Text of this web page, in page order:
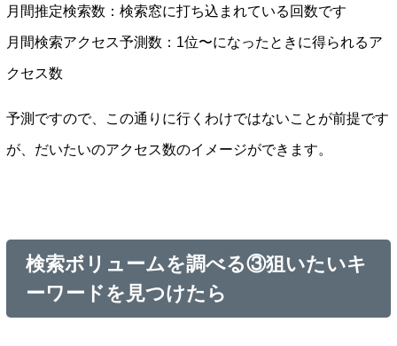
月間推定検索数：検索窓に打ち込まれている回数です
月間検索アクセス予測数：1位〜になったときに得られるア
クセス数
予測ですので、この通りに行くわけではないことが前提です
が、だいたいのアクセス数のイメージができます。
検索ボリュームを調べる③狙いたいキ
ーワードを見つけたら